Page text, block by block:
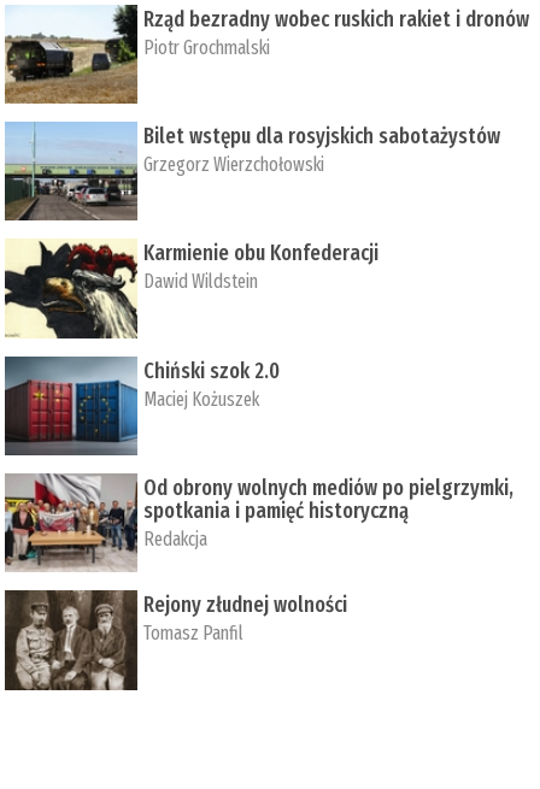
Rząd bezradny wobec ruskich rakiet i dronów
Piotr Grochmalski
Bilet wstępu dla rosyjskich sabotażystów
Grzegorz Wierzchołowski
Karmienie obu Konfederacji
Dawid Wildstein
Chiński szok 2.0
Maciej Kożuszek
Od obrony wolnych mediów po pielgrzymki,
spotkania i pamięć historyczną
Redakcja
Rejony złudnej wolności
Tomasz Panfil